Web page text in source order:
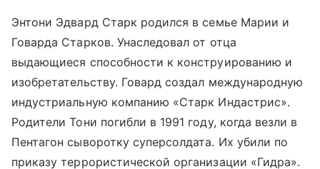
Энтони Эдвард Старк родился в семье Марии и
Говарда Старков. Унаследовал от отца
выдающиеся способности к конструированию и
изобретательству. Говард создал международную
индустриальную компанию «Старк Индастрис».
Родители Тони погибли в 1991 году, когда везли в
Пентагон сыворотку суперсолдата. Их убили по
приказу террористической организации «Гидра».